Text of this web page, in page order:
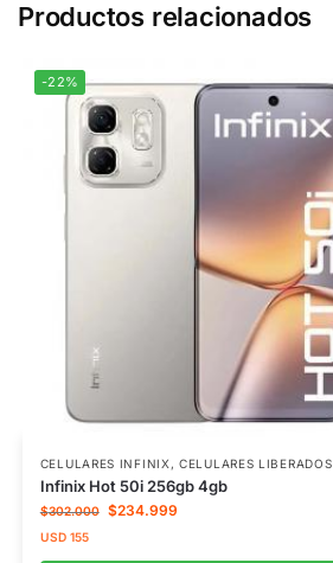
Productos relacionados
-22%
CELULARES INFINIX,CELULARES LIBERADOS
Infinix Hot 50i 256gb 4gb
$302.000 $234.999
USD155